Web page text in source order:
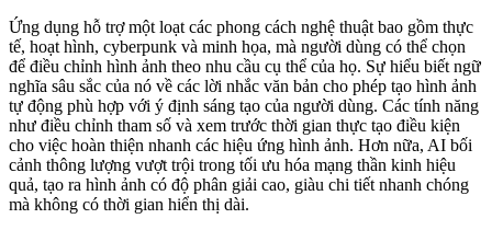
Ứng dụng hỗ trợ một loạt các phong cách nghệ thuật bao gồm thực
tế, hoạt hình, cyberpunk và minh họa, mà người dùng có thể chọn
để điều chỉnh hình ảnh theo nhu cầu cụ thể của họ. Sự hiểu biết ngữ
nghĩa sâu sắc của nó về các lời nhắc văn bản cho phép tạo hình ảnh
tự động phù hợp với ý định sáng tạo của người dùng. Các tính năng
như điều chỉnh tham số và xem trước thời gian thực tạo điều kiện
cho việc hoàn thiện nhanh các hiệu ứng hình ảnh. Hơn nữa, AI bối
cảnh thông lượng vượt trội trong tối ưu hóa mạng thần kinh hiệu
quả, tạo ra hình ảnh có độ phân giải cao, giàu chi tiết nhanh chóng
mà không có thời gian hiển thị dài.